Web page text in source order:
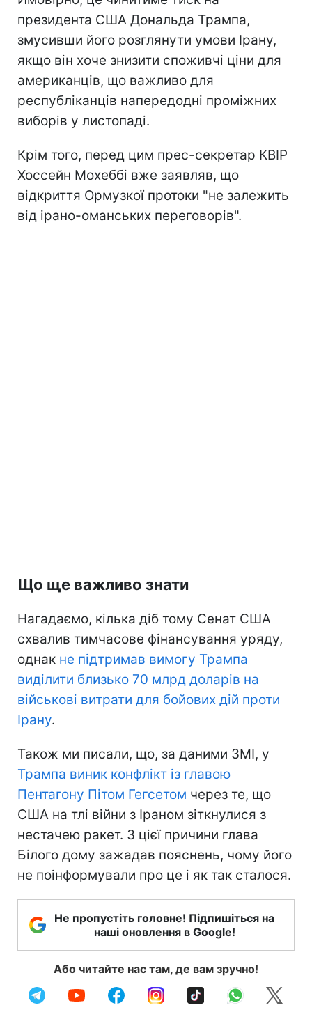
президента США Дональда Трампа,
змусивши його розглянути умови Ірану,
якщо він хоче знизити споживчі ціни для
американців, що важливо для
республіканців напередодні проміжних
виборів у листопаді.
Крім того, перед цим прес-секретар КВІР
Хоссейн Мохеббі вже заявляв, що
відкриття Ормузкої протоки "не залежить
від ірано-оманських переговорів".
Що ще важливо знати
Нагадаємо, кілька діб тому Сенат США
схвалив тимчасове фінансування уряду,
однак не підтримав вимогу Трампа
виділити близько 70 млрд доларів на
військові витрати для бойових дій проти
Ірану.
Також ми писали, що, за даними ЗМІ, у
Трампа виник конфлікт із главою
Пентагону Пітом Гегсетом через те, що
США на тлі війни з Іраном зіткнулися з
нестачею ракет. З цієї причини глава
Білого дому зажадав пояснень, чому його
не поінформували про це і як так сталося.
Не пропустіть головне! Підпишіться на
наші оновлення в Google!
Або читайте нас там, де вам зручно!